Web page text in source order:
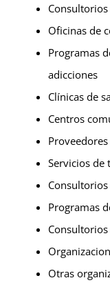
Oficinas de
Programas
adicciones
Clínicas de
Centros
Servicios de
Programas
Otras